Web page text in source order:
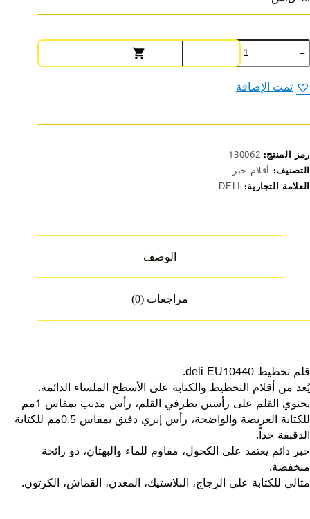
كمية
ديلي
قلم
تخطيط
(أحمر)
تمت الإضافة
رمز المنتج: 130062
التصنيف: أقلام حبر
العلامة التجارية: DELI
الوصف
مراجعات (0)
قلم تخطيط deli EU10440.
يُعد من أقلام التخطيط والكتابة على الأسطح الملساء الدائمة.
يحتوي القلم على رأسين بطرفي القلم، رأس مدبب بمقاس 1مم
للكتابة العريضة والواضحة، رأس إبري دقيق بمقاس 0.5مم للكتابة
الدقيقة جداً.
حبر دائم يعتمد على الكحول، مقاوم للماء والبهتان، ذو رائحة
منخفضة.
مثالي للكتابة على الزجاج، البلاستيك، المعدن، القماش، الكرتون.